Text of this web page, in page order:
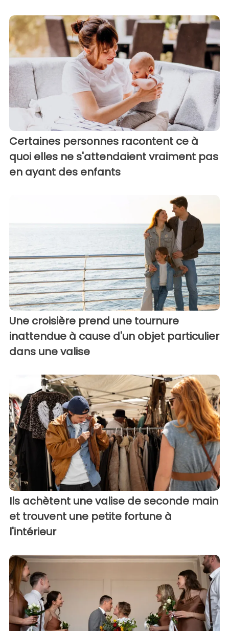
Certaines personnes racontent ce à
quoi elles ne s'attendaient vraiment pas
en ayant des enfants
Une croisière prend une tournure
inattendue à cause d'un objet particulier
dans une valise
Ils achètent une valise de seconde main
et trouvent une petite fortune à
l'intérieur